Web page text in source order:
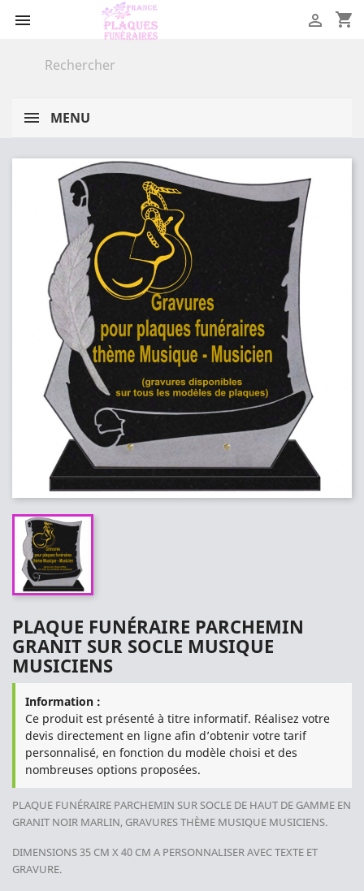
 shopping_cart

MENU
PLAQUE FUNÉRAIRE PARCHEMIN
GRANIT SUR SOCLE MUSIQUE
MUSICIENS
Information :
Ce produit est présenté à titre informatif. Réalisez votre
devis directement en ligne afin d’obtenir votre tarif
personnalisé, en fonction du modèle choisi et des
nombreuses options proposées.
PLAQUE FUNÉRAIRE PARCHEMIN SUR SOCLE DE HAUT DE GAMME EN
GRANIT NOIR MARLIN, GRAVURES THÈME MUSIQUE MUSICIENS.
DIMENSIONS 35 CM X 40 CM A PERSONNALISER AVEC TEXTE ET
GRAVURE.